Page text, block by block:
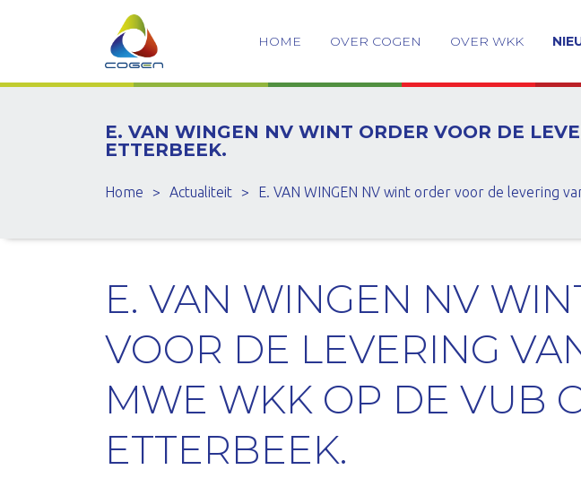
HOME OVER COGEN OVER WKK
E. VAN WINGEN NV WINT ORDER VOOR DE
ETTERBEEK.
Home > Actualiteit > E. VAN WINGEN NV wint order voor de levering
E. VAN WINGEN NV
VOOR DE LEVERING
MWE WKK OP DE VUB
ETTERBEEK.